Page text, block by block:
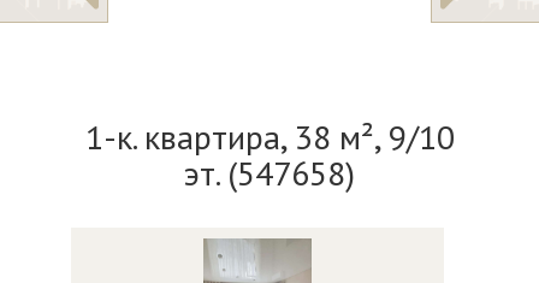
1-к. квартира, 38 м², 9/10
эт. (547658)